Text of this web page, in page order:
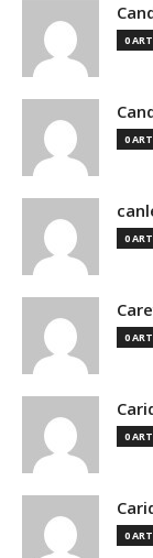
0
0
0
0
0
0